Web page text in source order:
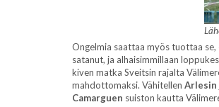
Ongelmia saattaa myös tuottaa
satanut, ja alhaisimmillaan
kiven matka Sveitsin rajalta
mahdottomaksi. Vähitellen Arlesin
Camarguen suiston kautta